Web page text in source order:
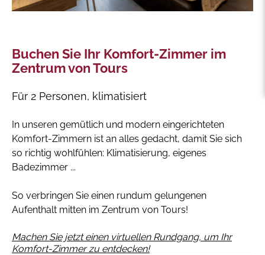
Buchen Sie Ihr Komfort-Zimmer im
Zentrum von Tours
Für 2 Personen, klimatisiert
In unseren gemütlich und modern eingerichteten
Komfort-Zimmern ist an alles gedacht, damit Sie sich
so richtig wohlfühlen: Klimatisierung, eigenes
Badezimmer ...
So verbringen Sie einen rundum gelungenen
Aufenthalt mitten im Zentrum von Tours!
Machen Sie jetzt einen virtuellen Rundgang, um Ihr
Komfort-Zimmer zu entdecken!